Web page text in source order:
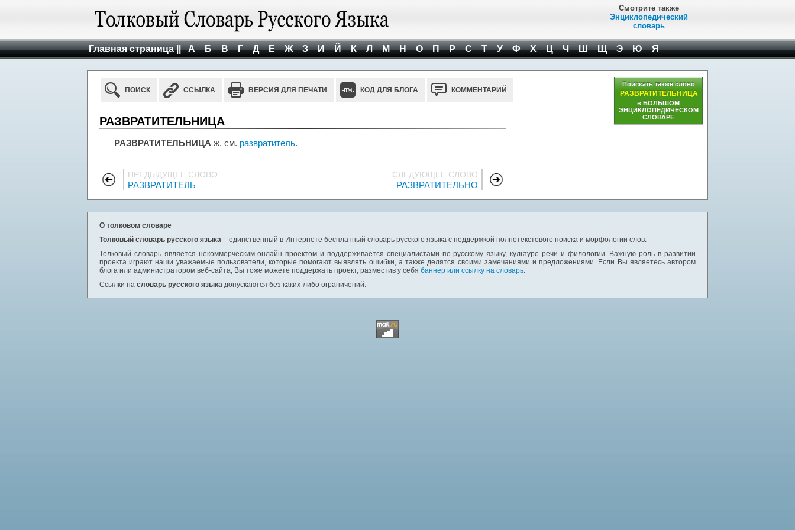
Смотрите также
Энциклопедический
словарь
Главная страница || А Б В Г Д Е Ж З И Й К Л М Н О П Р С Т У Ф Х Ц Ч Ш Щ Э Ю Я
ПОИСК ССЫЛКА ВЕРСИЯ ДЛЯ ПЕЧАТИ КОД ДЛЯ БЛОГА КОММЕНТАРИЙ
РАЗВРАТИТЕЛЬНИЦА
РАЗВРАТИТЕЛЬНИЦА ж. см. развратитель.
ПРЕДЫДУЩЕЕ СЛОВО
РАЗВРАТИТЕЛЬ
СЛЕДУЮЩЕЕ СЛОВО
РАЗВРАТИТЕЛЬНО
Поискать также слово
РАЗВРАТИТЕЛЬНИЦА
в БОЛЬШОМ
ЭНЦИКЛОПЕДИЧЕСКОМ
СЛОВАРЕ
О толковом словаре
Толковый словарь русского языка – единственный в Интернете бесплатный словарь русского языка с поддержкой полнотекстового поиска и морфологии слов.
Толковый словарь является некоммерческим онлайн проектом и поддерживается специалистами по русскому языку, культуре речи и филологии. Важную роль в развитии
проекта играют наши уважаемые пользователи, которые помогают выявлять ошибки, а также делятся своими замечаниями и предложениями. Если Вы являетесь автором
блога или администратором веб-сайта, Вы тоже можете поддержать проект, разместив у себя баннер или ссылку на словарь.
Ссылки на словарь русского языка допускаются без каких-либо ограничений.